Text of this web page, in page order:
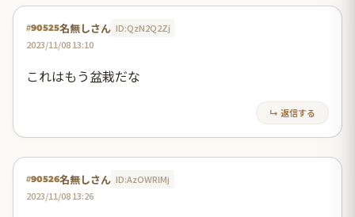
#90525名無しさん ID:QzN2Q2Zj
2023/11/08 13:10
これはもう盆栽だな
↳ 返信する
#90526名無しさん ID:AzOWRlMj
2023/11/08 13:26